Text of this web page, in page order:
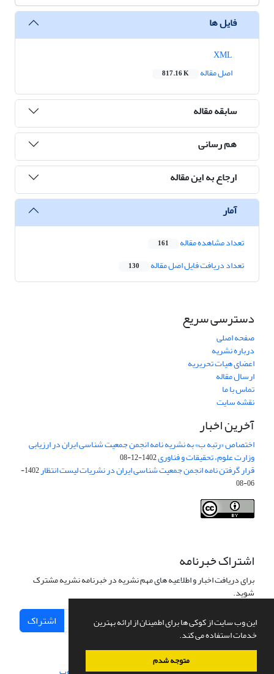
این وب سایت از کوکی ها برای اطمینان از ارائه بهترین
خدمات استفاده می کند.
متوجه شدم
فایل ها
اصل مقاله
817.16 K
سابقه مقاله
هم رسانی
ارجاع به این مقاله
آمار
تعداد مشاهده مقاله 161
تعداد دریافت فایل اصل مقاله 130
دسترسی سریع
صفحه اصلی
درباره نشریه
اعضای هیات تحریریه
ارسال مقاله
تماس با ما
نقشه سایت
آخرین اخبار
اختصاص «رتبه ب» به نشریه نامه انجمن جمعیت شناسی ایران در ارزیابی
وزارت علوم، تحقیقات و فناوری1402-12-08
قرار گرفتن نامه انجمن جمعیت شناسی ایران در نشریات لیست انتظار
1402-
06-08
اشتراک خبرنامه
برای دریافت اخبار و اطلاعیه های مهم نشریه در خبرنامه نشریه مشترک
شوید.
اشتراک